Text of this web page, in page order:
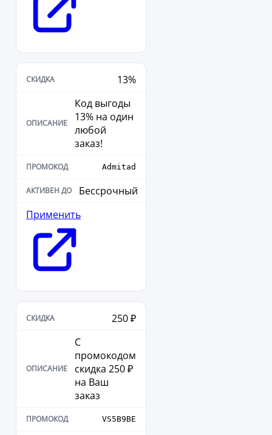
13%
Код выгоды
13% на один
любой
заказ!
Admitad
Бессрочный
Применить
250 ₽
С
промокодом
скидка 250 ₽
на Ваш
заказ
VS5B9BE